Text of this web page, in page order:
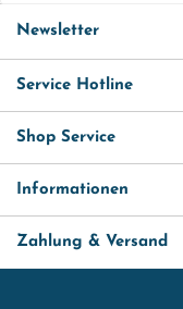
Newsletter
Service Hotline
Shop Service
Informationen
Zahlung & Versand